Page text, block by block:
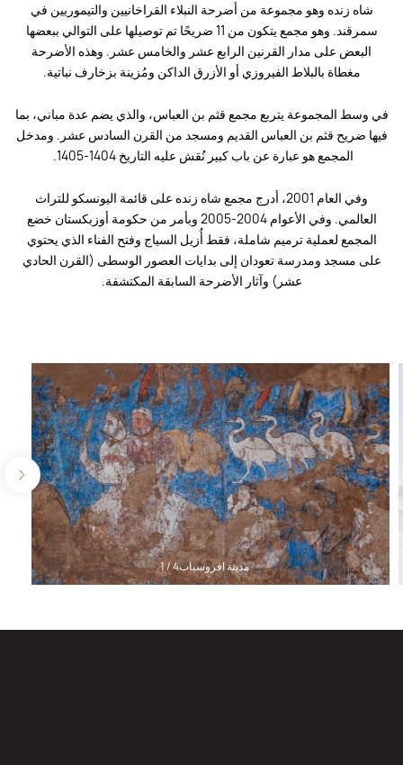
شاه زنده وهو مجموعة من أضرحة النبلاء القراخانيين والتيموريين في
سمرقند. وهو مجمع يتكون من 11 ضريحًا تم توصيلها على التوالي ببعضها
البعض على مدار القرنين الرابع عشر والخامس عشر. وهذه الأضرحة
مغطاة بالبلاط الفيروزي أو الأزرق الداكن ومُزينة بزخارف نباتية.
في وسط المجموعة يتربع مجمع قثم بن العباس، والذي يضم عدة مباني، بما
فيها ضريح قثم بن العباس القديم ومسجد من القرن السادس عشر. ومدخل
المجمع هو عبارة عن باب كبير نُقش عليه التاريخ 1404-1405.
وفي العام 2001، أدرج مجمع شاه زنده على قائمة اليونسكو للتراث
العالمي. وفي الأعوام 2004-2005 وبأمر من حكومة أوزبكستان خضع
المجمع لعملية ترميم شاملة، فقط أُزيل السياج وفتح الفناء الذي يحتوي
على مسجد ومدرسة تعودان إلى بدايات العصور الوسطى (القرن الحادي
عشر) وآثار الأضرحة السابقة المكتشفة.
1/4مدينة افروسياب